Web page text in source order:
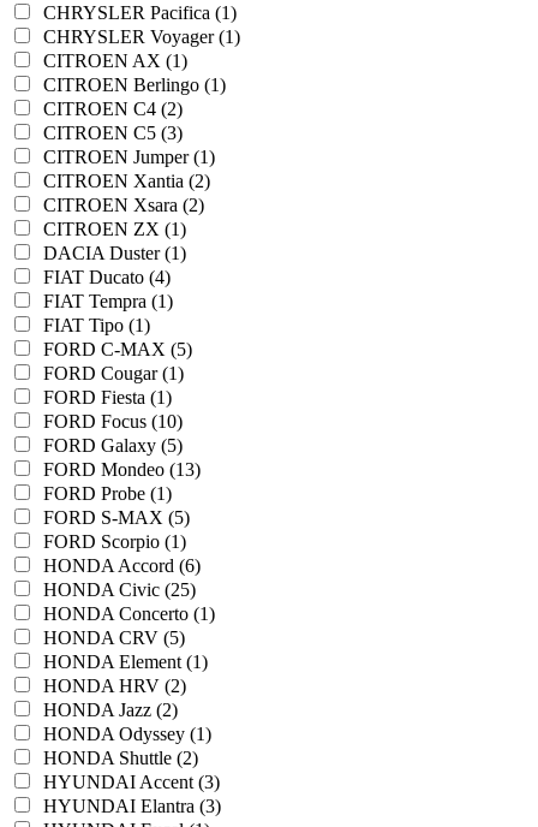
CHRYSLER Pacifica (1)
CHRYSLER Voyager (1)
CITROEN AX (1)
CITROEN Berlingo (1)
CITROEN C4 (2)
CITROEN C5 (3)
CITROEN Jumper (1)
CITROEN Xantia (2)
CITROEN Xsara (2)
CITROEN ZX (1)
DACIA Duster (1)
FIAT Ducato (4)
FIAT Tempra (1)
FIAT Tipo (1)
FORD C-MAX (5)
FORD Cougar (1)
FORD Fiesta (1)
FORD Focus (10)
FORD Galaxy (5)
FORD Mondeo (13)
FORD Probe (1)
FORD S-MAX (5)
FORD Scorpio (1)
HONDA Accord (6)
HONDA Civic (25)
HONDA Concerto (1)
HONDA CRV (5)
HONDA Element (1)
HONDA HRV (2)
HONDA Jazz (2)
HONDA Odyssey (1)
HONDA Shuttle (2)
HYUNDAI Accent (3)
HYUNDAI Elantra (3)